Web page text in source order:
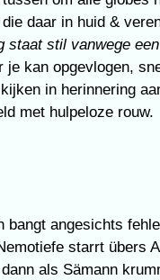
daar in huid &
staat stil vanwege
kan opgevlogen,
in herinnering
met hulpeloze rouw.
bangt angesichts
starrt übers
als Sämann